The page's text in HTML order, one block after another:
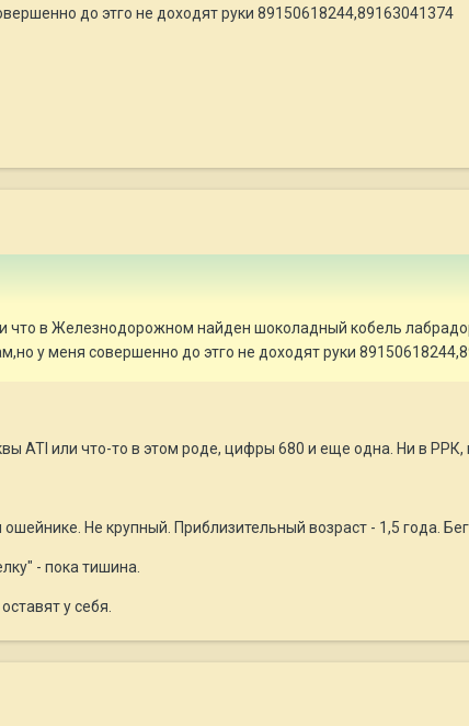
до этго не доходят руки 89150618244,89163041374
что в Железнодорожном найден шоколадный кобель
у меня совершенно до этго не доходят руки
АТI или что-то в этом роде, цифры 680 и еще одна. Ни в
Не крупный. Приблизительный возраст - 1,5 года.
- пока тишина.
у себя.